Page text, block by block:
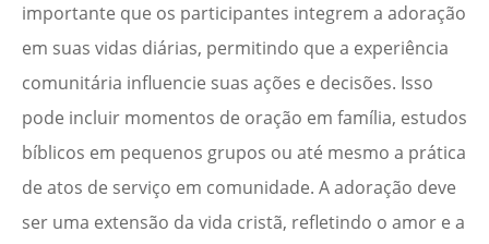
importante que os participantes integrem a adoração
em suas vidas diárias, permitindo que a experiência
comunitária influencie suas ações e decisões. Isso
pode incluir momentos de oração em família, estudos
bíblicos em pequenos grupos ou até mesmo a prática
de atos de serviço em comunidade. A adoração deve
ser uma extensão da vida cristã, refletindo o amor e a